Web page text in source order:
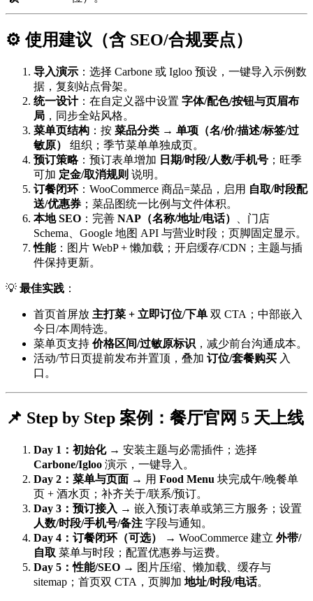
⚙️ 使用建议（含 SEO/合规要点）
导入演示 ：选择 Carbone 或 Igloo 预设，一键导入示例数
据，复刻站点骨架。
统一设计：在自定义器中设置 字体/配色/按钮与页眉布
局 ，同步全站风格。
菜单页结构 ：按 菜品分类 → 单项（名/价/描述/标签/过
敏原）
组织；季节菜单单独成页。
预订策略：预订表单增加 日期/时段/人数/手机号 ；旺季
可加 定金/取消规则 说明。
订餐闭环 ：WooCommerce 商品=菜品，启用 自取/时段配
送/优惠券 ；菜品图统一比例与文件体积。
本地 SEO ：完善 NAP（名称/地址/电话）
、门店
Schema、Google 地图 API 与营业时段；页脚固定显示。
性能：图片 WebP + 懒加载；开启缓存/CDN；主题与插
件保持更新。
💡 最佳实践 ：
首页首屏放 主打菜 + 立即订位/下单 双 CTA；中部嵌入
今日/本周特选。
菜单页支持 价格区间/过敏原标识 ，减少前台沟通成本。
活动/节日页提前发布并置顶，叠加 订位/套餐购买 入
口。
📌 Step by Step 案例：餐厅官网 5 天上线
Day 1：初始化→ 安装主题与必需插件；选择
Carbone/Igloo 演示，一键导入。
Day 2：菜单与页面 → 用 Food Menu 块完成午/晚餐单
页 + 酒水页；补齐关于/联系/预订。
Day 3：预订接入 → 嵌入预订表单或第三方服务；设置
人数/时段/手机号/备注 字段与通知。
Day 4：订餐闭环（可选）
→ WooCommerce 建立 外带/
自取 菜单与时段；配置优惠券与运费。
Day 5：性能/SEO → 图片压缩、懒加载、缓存与
sitemap；首页双 CTA，页脚加 地址/时段/电话。